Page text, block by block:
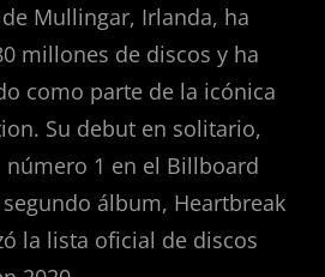
Mullingar, Irlanda, ha
millones de discos y ha
como parte de la icónica
Su debut en solitario,
número 1 en el Billboard
álbum, Heartbreak
la lista oficial de discos